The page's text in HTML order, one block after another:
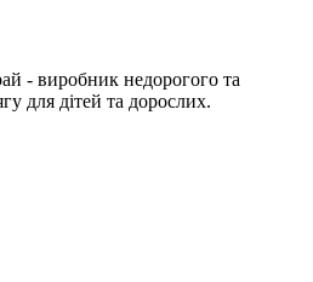
- виробник недорогого та
для дітей та дорослих.